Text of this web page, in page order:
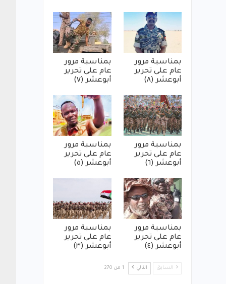
بمناسبة مرور
عام على تحرير
أبوعشر (٨)
بمناسبة مرور
عام على تحرير
أبوعشر (٧)
بمناسبة مرور
عام على تحرير
أبوعشر (٦)
بمناسبة مرور
عام على تحرير
أبوعشر (٥)
بمناسبة مرور
عام على تحرير
أبوعشر (٤)
بمناسبة مرور
عام على تحرير
أبوعشر (٣)
السابق التالي 1 من 270